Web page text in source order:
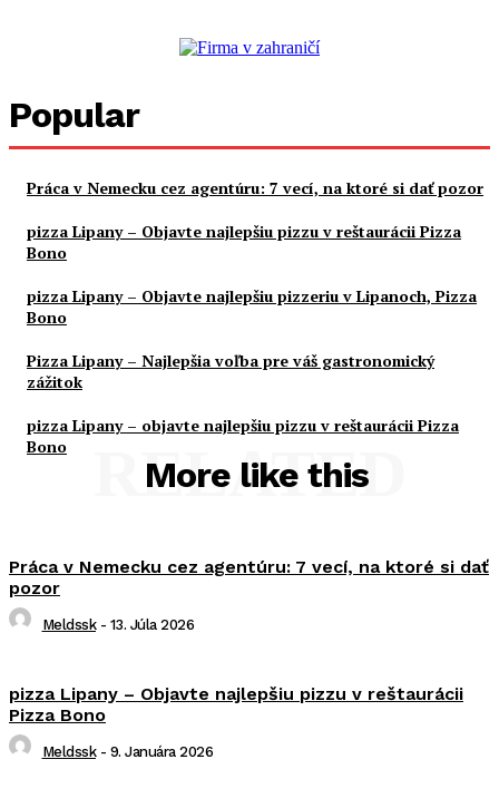
Popular
Práca v Nemecku cez agentúru: 7 vecí, na ktoré si dať pozor
pizza Lipany – Objavte najlepšiu pizzu v reštaurácii Pizza
Bono
pizza Lipany – Objavte najlepšiu pizzeriu v Lipanoch, Pizza
Bono
Pizza Lipany – Najlepšia voľba pre váš gastronomický
zážitok
pizza Lipany – objavte najlepšiu pizzu v reštaurácii Pizza
Bono
More like this
RELATED
Práca v Nemecku cez agentúru: 7 vecí, na ktoré si dať
pozor
Meldssk - 13. Júla 2026
pizza Lipany – Objavte najlepšiu pizzu v reštaurácii
Pizza Bono
Meldssk - 9. Januára 2026